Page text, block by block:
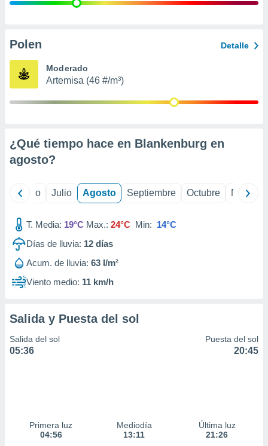
e
publicidad
Polen Detalle
Moderado
Artemisa (46 #/m³)
¿Qué tiempo hace en Blankenburg en
agosto?
Junio Julio Agosto Septiembre Octubre
T. Media: 19°C Max.: 24°C Min: 14°C
Días de lluvia: 12 días
Acum. de lluvia: 63 l/m²
Viento medio: 11 km/h
Salida y Puesta del sol
Salida del sol
05:36
Puesta del sol
20:45
Primera luz
04:56
Mediodía
13:11
Última luz
21:26